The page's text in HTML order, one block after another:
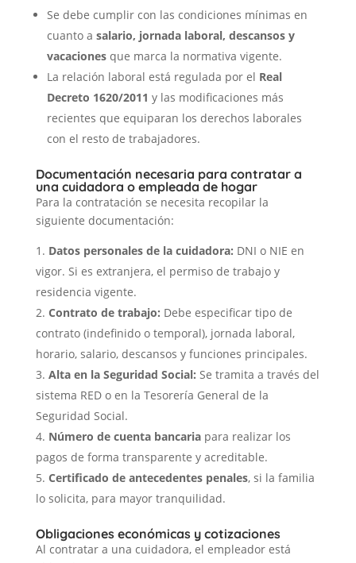
Se debe cumplir con las condiciones mínimas en
cuanto a salario, jornada laboral, descansos y
vacacionesque marca la normativa vigente.
La relación laboral está regulada por el Real
Decreto 1620/2011 y las modificaciones más
recientes que equiparan los derechos laborales
con el resto de trabajadores.
Documentación necesaria para contratar a
una cuidadora o empleada de hogar
Para la contratación se necesita recopilar la
siguiente documentación:
Datos personales de la cuidadora: DNI o NIE en
vigor. Si es extranjera, el permiso de trabajo y
residencia vigente.
Contrato de trabajo: Debe especificar tipo de
contrato (indefinido o temporal), jornada laboral,
horario, salario, descansos y funciones principales.
Alta en la Seguridad Social: Se tramita a través del
sistema RED o en la Tesorería General de la
Seguridad Social.
Número de cuenta bancariapara realizar los
pagos de forma transparente y acreditable.
Certificado de antecedentes penales, si la familia
lo solicita, para mayor tranquilidad.
Obligaciones económicas y cotizaciones
Al contratar a una cuidadora, el empleador está